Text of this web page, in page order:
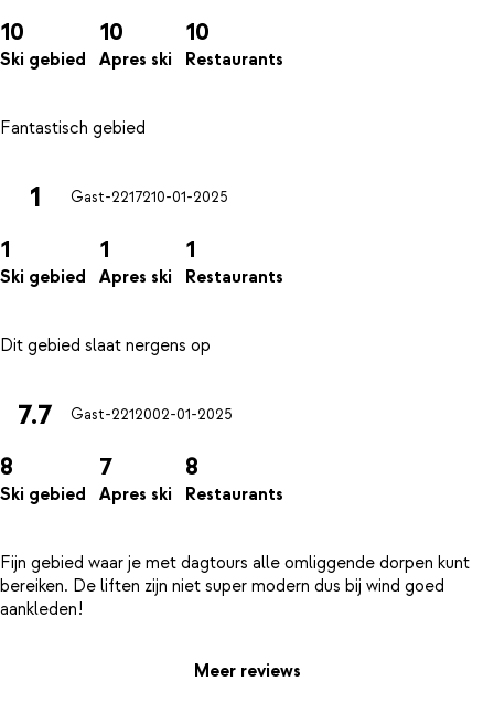
10
Ski gebied
10
Apres ski
10
Restaurants
1 Gast-2217210-01-2025
1
Ski gebied
1
Apres ski
1
Restaurants
7.7 Gast-2212002-01-2025
8
Ski gebied
7
Apres ski
8
Restaurants
Fijn gebied waar je met dagtours alle omliggende dorpen kunt
bereiken. De liften zijn niet super modern dus bij wind goed
Meer reviews